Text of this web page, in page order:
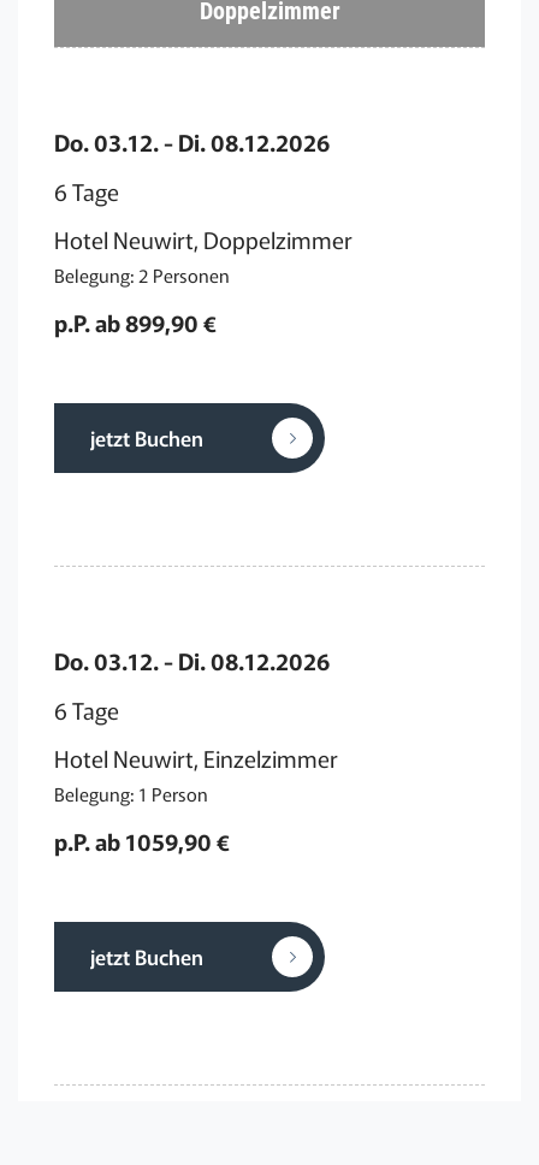
Doppelzimmer
Do. 03.12. - Di. 08.12.2026
6 Tage
Hotel Neuwirt, Doppelzimmer
Belegung: 2 Personen
p.P. ab 899,90 €
jetzt Buchen
Do. 03.12. - Di. 08.12.2026
6 Tage
Hotel Neuwirt, Einzelzimmer
Belegung: 1 Person
p.P. ab 1059,90 €
jetzt Buchen